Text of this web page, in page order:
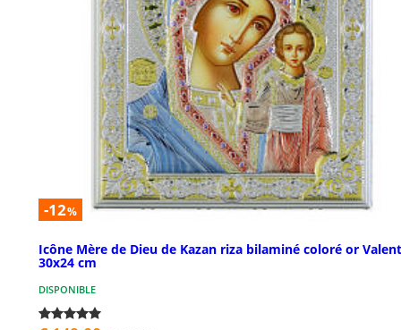
-12%
Icône Mère de Dieu de Kazan riza bilaminé coloré or
30x24 cm
DISPONIBLE